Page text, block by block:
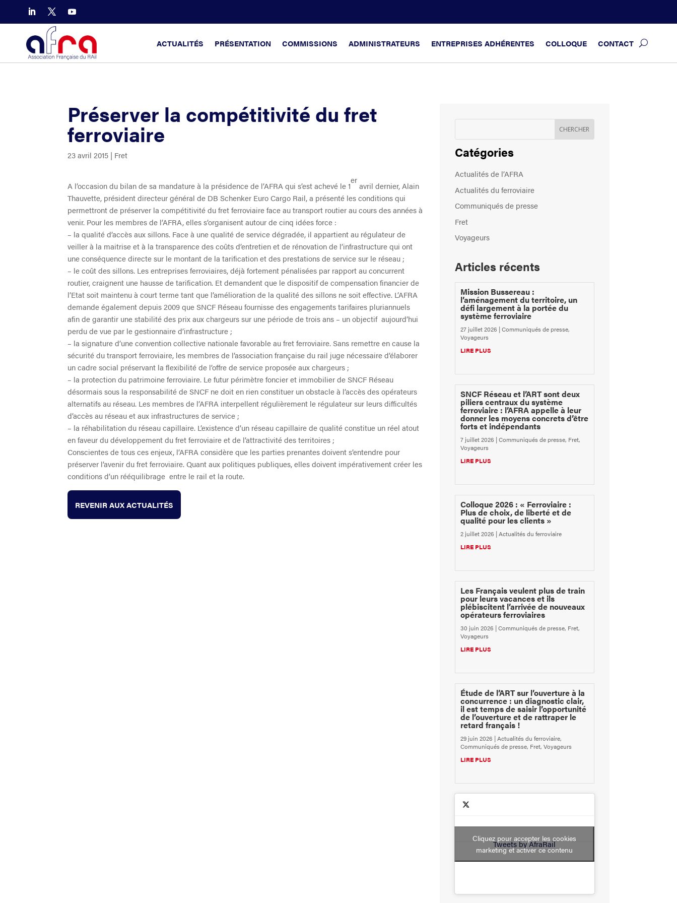
ACTUALITÉS PRÉSENTATION COMMISSIONS ADMINISTRATEURS ENTREPRISES ADHÉRENTES COLLOQUE CONTACT
Préserver la compétitivité du fret
ferroviaire
23 avril 2015 | Fret
A l’occasion du bilan de sa mandature à la présidence de l’AFRA qui s’est achevé le 1
er
avril dernier, Alain
Thauvette, président directeur général de DB Schenker Euro Cargo Rail, a présenté les conditions qui
permettront de préserver la compétitivité du fret ferroviaire face au transport routier au cours des années à
venir. Pour les membres de l’AFRA, elles s’organisent autour de cinq idées force :
– la qualité d’accès aux sillons. Face à une qualité de service dégradée, il appartient au régulateur de
veiller à la maitrise et à la transparence des coûts d’entretien et de rénovation de l’infrastructure qui ont
une conséquence directe sur le montant de la tarification et des prestations de service sur le réseau ;
– le coût des sillons. Les entreprises ferroviaires, déjà fortement pénalisées par rapport au concurrent
routier, craignent une hausse de tarification. Et demandent que le dispositif de compensation financier de
l’Etat soit maintenu à court terme tant que l’amélioration de la qualité des sillons ne soit effective. L’AFRA
demande également depuis 2009 que SNCF Réseau fournisse des engagements tarifaires pluriannuels
afin de garantir une stabilité des prix aux chargeurs sur une période de trois ans – un objectif aujourd’hui
perdu de vue par le gestionnaire d’infrastructure ;
– la signature d’une convention collective nationale favorable au fret ferroviaire. Sans remettre en cause la
sécurité du transport ferroviaire, les membres de l’association française du rail juge nécessaire d’élaborer
un cadre social préservant la flexibilité de l’offre de service proposée aux chargeurs ;
– la protection du patrimoine ferroviaire. Le futur périmètre foncier et immobilier de SNCF Réseau
désormais sous la responsabilité de SNCF ne doit en rien constituer un obstacle à l’accès des opérateurs
alternatifs au réseau. Les membres de l’AFRA interpellent régulièrement le régulateur sur leurs difficultés
d’accès au réseau et aux infrastructures de service ;
– la réhabilitation du réseau capillaire. L’existence d’un réseau capillaire de qualité constitue un réel atout
en faveur du développement du fret ferroviaire et de l’attractivité des territoires ;
Conscientes de tous ces enjeux, l’AFRA considère que les parties prenantes doivent s’entendre pour
préserver l’avenir du fret ferroviaire. Quant aux politiques publiques, elles doivent impérativement créer les
conditions d’un rééquilibrage entre le rail et la route.
REVENIR AUX ACTUALITÉS
Catégories
Actualités de l’AFRA
Actualités du ferroviaire
Communiqués de presse
Fret
Voyageurs
Articles récents
Mission Bussereau :
l’aménagement du territoire, un
défi largement à la portée du
système ferroviaire
27 juillet 2026 |Communiqués de presse,
Voyageurs
LIRE PLUS
SNCF Réseau et l’ART sont deux
piliers centraux du système
ferroviaire : l’AFRA appelle à leur
donner les moyens concrets d’être
forts et indépendants
7 juillet 2026 |Communiqués de presse, Fret,
Voyageurs
LIRE PLUS
Colloque 2026 : « Ferroviaire :
Plus de choix, de liberté et de
qualité pour les clients »
2 juillet 2026 |Actualités du ferroviaire
LIRE PLUS
Les Français veulent plus de train
pour leurs vacances et ils
plébiscitent l’arrivée de nouveaux
opérateurs ferroviaires
30 juin 2026 |Communiqués de presse, Fret,
Voyageurs
LIRE PLUS
Étude de l’ART sur l’ouverture à la
concurrence : un diagnostic clair,
il est temps de saisir l’opportunité
de l’ouverture et de rattraper le
retard français !
29 juin 2026 |Actualités du ferroviaire,
Communiqués de presse, Fret, Voyageurs
LIRE PLUS
Tweets by AfraRail
Cliquez pour accepter les cookies
marketing et activer ce contenu